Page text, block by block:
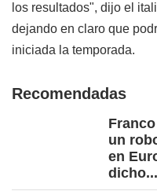
los resultados", dijo el
dejando en claro que
iniciada la temporada.
Recomendadas
un
en